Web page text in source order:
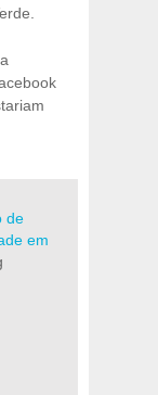
de
em